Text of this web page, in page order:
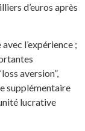
d’euros après
l’expérience ;
aversion”,
supplémentaire
lucrative